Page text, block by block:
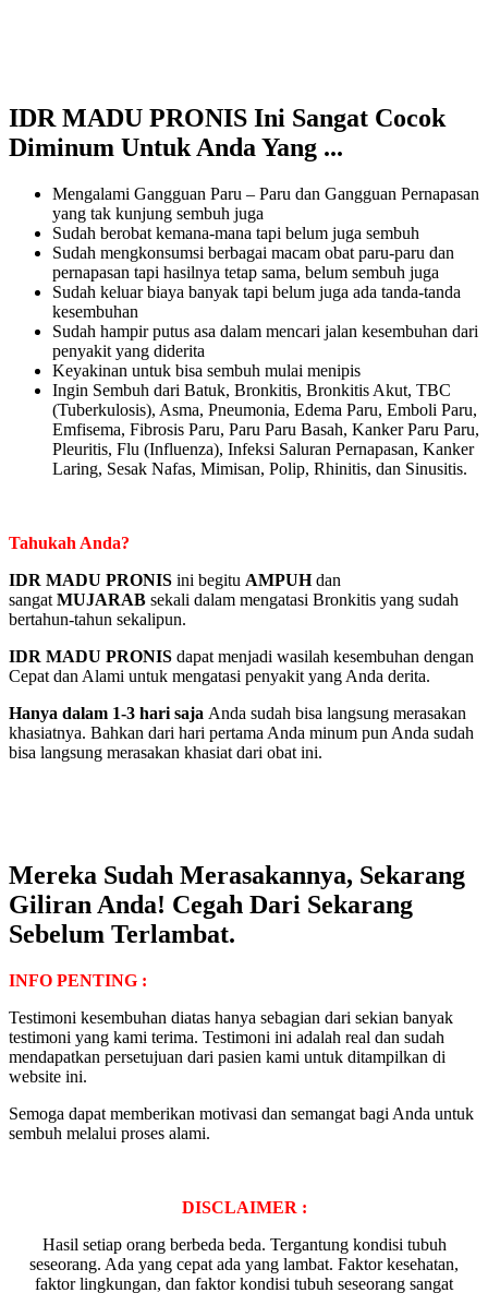
IDR MADU PRONIS Ini Sangat Cocok
Diminum Untuk Anda Yang ...
Mengalami Gangguan Paru – Paru dan Gangguan Pernapasan
yang tak kunjung sembuh juga
Sudah berobat kemana-mana tapi belum juga sembuh
Sudah mengkonsumsi berbagai macam obat paru-paru dan
pernapasan tapi hasilnya tetap sama, belum sembuh juga
Sudah keluar biaya banyak tapi belum juga ada tanda-tanda
kesembuhan
Sudah hampir putus asa dalam mencari jalan kesembuhan dari
penyakit yang diderita
Keyakinan untuk bisa sembuh mulai menipis
Ingin Sembuh dari Batuk, Bronkitis, Bronkitis Akut, TBC
(Tuberkulosis), Asma, Pneumonia, Edema Paru, Emboli Paru,
Emfisema, Fibrosis Paru, Paru Paru Basah, Kanker Paru Paru,
Pleuritis, Flu (Influenza), Infeksi Saluran Pernapasan, Kanker
Laring, Sesak Nafas, Mimisan, Polip, Rhinitis, dan Sinusitis.
Tahukah Anda?
IDR MADU PRONIS ini begitu AMPUHdan
sangat MUJARAB sekali dalam mengatasi Bronkitis yang sudah
bertahun-tahun sekalipun.
IDR MADU PRONIS dapat menjadi wasilah kesembuhan dengan
Cepat dan Alami untuk mengatasi penyakit yang Anda derita.
Hanya dalam 1-3 hari saja Anda sudah bisa langsung merasakan
khasiatnya. Bahkan dari hari pertama Anda minum pun Anda sudah
bisa langsung merasakan khasiat dari obat ini.
Mereka Sudah Merasakannya, Sekarang
Giliran Anda! Cegah Dari Sekarang
Sebelum Terlambat.
INFO PENTING :
Testimoni kesembuhan diatas hanya sebagian dari sekian banyak
testimoni yang kami terima. Testimoni ini adalah real dan sudah
mendapatkan persetujuan dari pasien kami untuk ditampilkan di
website ini.
Semoga dapat memberikan motivasi dan semangat bagi Anda untuk
sembuh melalui proses alami.
DISCLAIMER :
Hasil setiap orang berbeda beda. Tergantung kondisi tubuh
seseorang. Ada yang cepat ada yang lambat. Faktor kesehatan,
faktor lingkungan, dan faktor kondisi tubuh seseorang sangat